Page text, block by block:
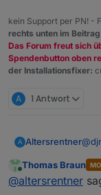
120
kein Support per PN! -
rechts unten im
Das Forum freut sich
Spendenbutton oben
der Installationsfixer:
A 1 Antwort
A Altersrentner@
Online
Thomas Braun
@altersrentner